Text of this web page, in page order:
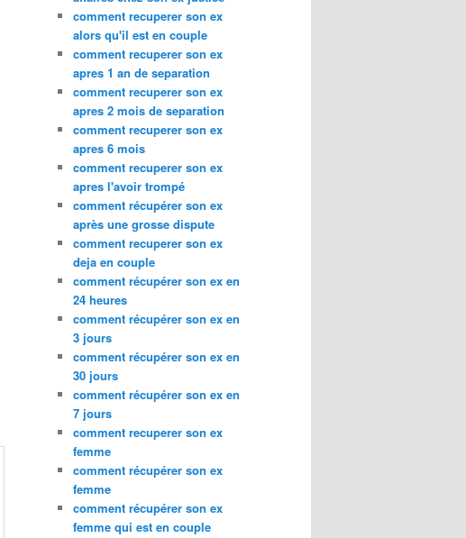
comment recuperer son ex
alors qu'il est en couple
comment recuperer son ex
apres 1 an de separation
comment recuperer son ex
apres 2 mois de separation
comment recuperer son ex
apres 6 mois
comment recuperer son ex
apres l'avoir trompé
comment récupérer son ex
après une grosse dispute
comment recuperer son ex
deja en couple
comment récupérer son ex en
24 heures
comment récupérer son ex en
3 jours
comment récupérer son ex en
30 jours
comment récupérer son ex en
7 jours
comment recuperer son ex
femme
comment récupérer son ex
femme
comment récupérer son ex
femme qui est en couple